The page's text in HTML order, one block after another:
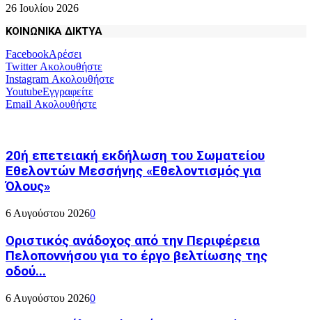
26 Ιουλίου 2026
ΚΟΙΝΩΝΙΚΑ ΔΙΚΤΥΑ
FacebookΑρέσει
TwitterΑκολουθήστε
Instagram Ακολουθήστε
YoutubeΕγγραφείτε
Email Ακολουθήστε
20ή επετειακή εκδήλωση του Σωματείου
Εθελοντών Μεσσήνης «Εθελοντισμός για
Όλους»
6 Αυγούστου 20260
Οριστικός ανάδοχος από την Περιφέρεια
Πελοποννήσου για το έργο βελτίωσης της
οδού...
6 Αυγούστου 20260